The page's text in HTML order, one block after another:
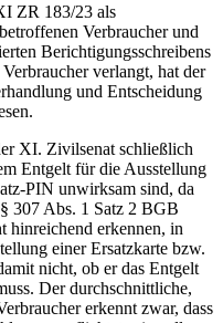
ZR 183/23 als
Verbraucher und
Berichtigungsschreibens
verlangt, hat der
und Entscheidung
XI. Zivilsenat schließlich
Entgelt für die Ausstellung
PIN unwirksam sind, da
307 Abs. 1 Satz 2 BGB
hinreichend erkennen, in
einer Ersatzkarte bzw.
nicht, ob er das Entgelt
Der durchschnittliche,
erkennt zwar, dass